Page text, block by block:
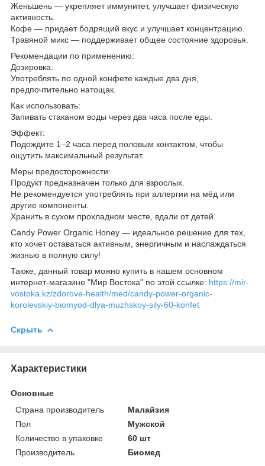
Женьшень — укрепляет иммунитет, улучшает физическую
активность.
Кофе — придает бодрящий вкус и улучшает концентрацию.
Травяной микс — поддерживает общее состояние здоровья.
Рекомендации по применению:
Дозировка:
Употреблять по одной конфете каждые два дня,
предпочтительно натощак.
Как использовать:
Запивать стаканом воды через два часа после еды.
Эффект:
Подождите 1–2 часа перед половым контактом, чтобы
ощутить максимальный результат.
Меры предосторожности:
Продукт предназначен только для взрослых.
Не рекомендуется употреблять при аллергии на мёд или
другие компоненты.
Хранить в сухом прохладном месте, вдали от детей.
Candy Power Organic Honey — идеальное решение для тех,
кто хочет оставаться активным, энергичным и наслаждаться
жизнью в полную силу!
Также, данный товар можно купить в нашем основном
интернет-магазине "Мир Востока" по этой ссылке: https://mir-
vostoka.kz/zdorove-health/med/candy-power-organic-
korolevskiy-biomyod-dlya-muzhskoy-sily-60-konfet
Скрыть
Характеристики
Основные
Страна производитель
Малайзия
Пол
Мужской
Количество в упаковке
60 шт
Производитель
Биомед